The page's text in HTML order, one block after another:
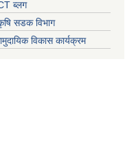
ब्लग
सडक विभाग
विकास कार्यक्रम